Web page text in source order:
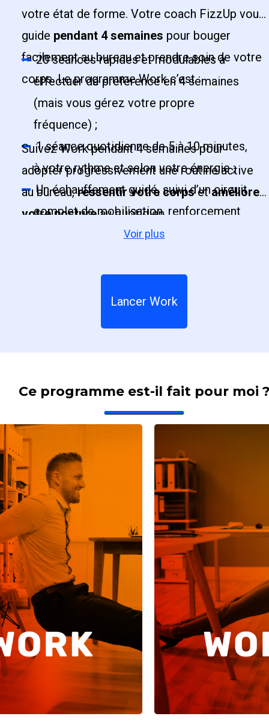
votre état de forme. Votre coach FizzUp vous
guide pendant 4 semaines pour bouger
facilement au bureau et prendre soin de votre
corps. Le programme Work c’est :
20 séances rapides et modulables à
effectuer de préférence en 4 semaines
(mais vous gérez votre propre
fréquence) ;
1 séance quotidienne de 5 à 10 minutes,
à votre rythme et selon votre énergie ;
Un échauffement guidé, suivi d’un circuit
complet de mobilisation, renforcement
léger ou étirements ;
et troubles musculo-squelettiques ciblant
nuque, épaules, dos, hanches, genoux et
des habitudes durables.
fonction de vos besoins : lombalgie, canal
carpien, cervicalgie et bien d’autres.
Suivez Work pendant 4 semaines pour
adopter progressivement une routine active
au bureau,ressentir votre corpsetaméliorer
votre postureau quotidien.
Voir plus
Lancer Work
Ce programme est-il fait pour moi